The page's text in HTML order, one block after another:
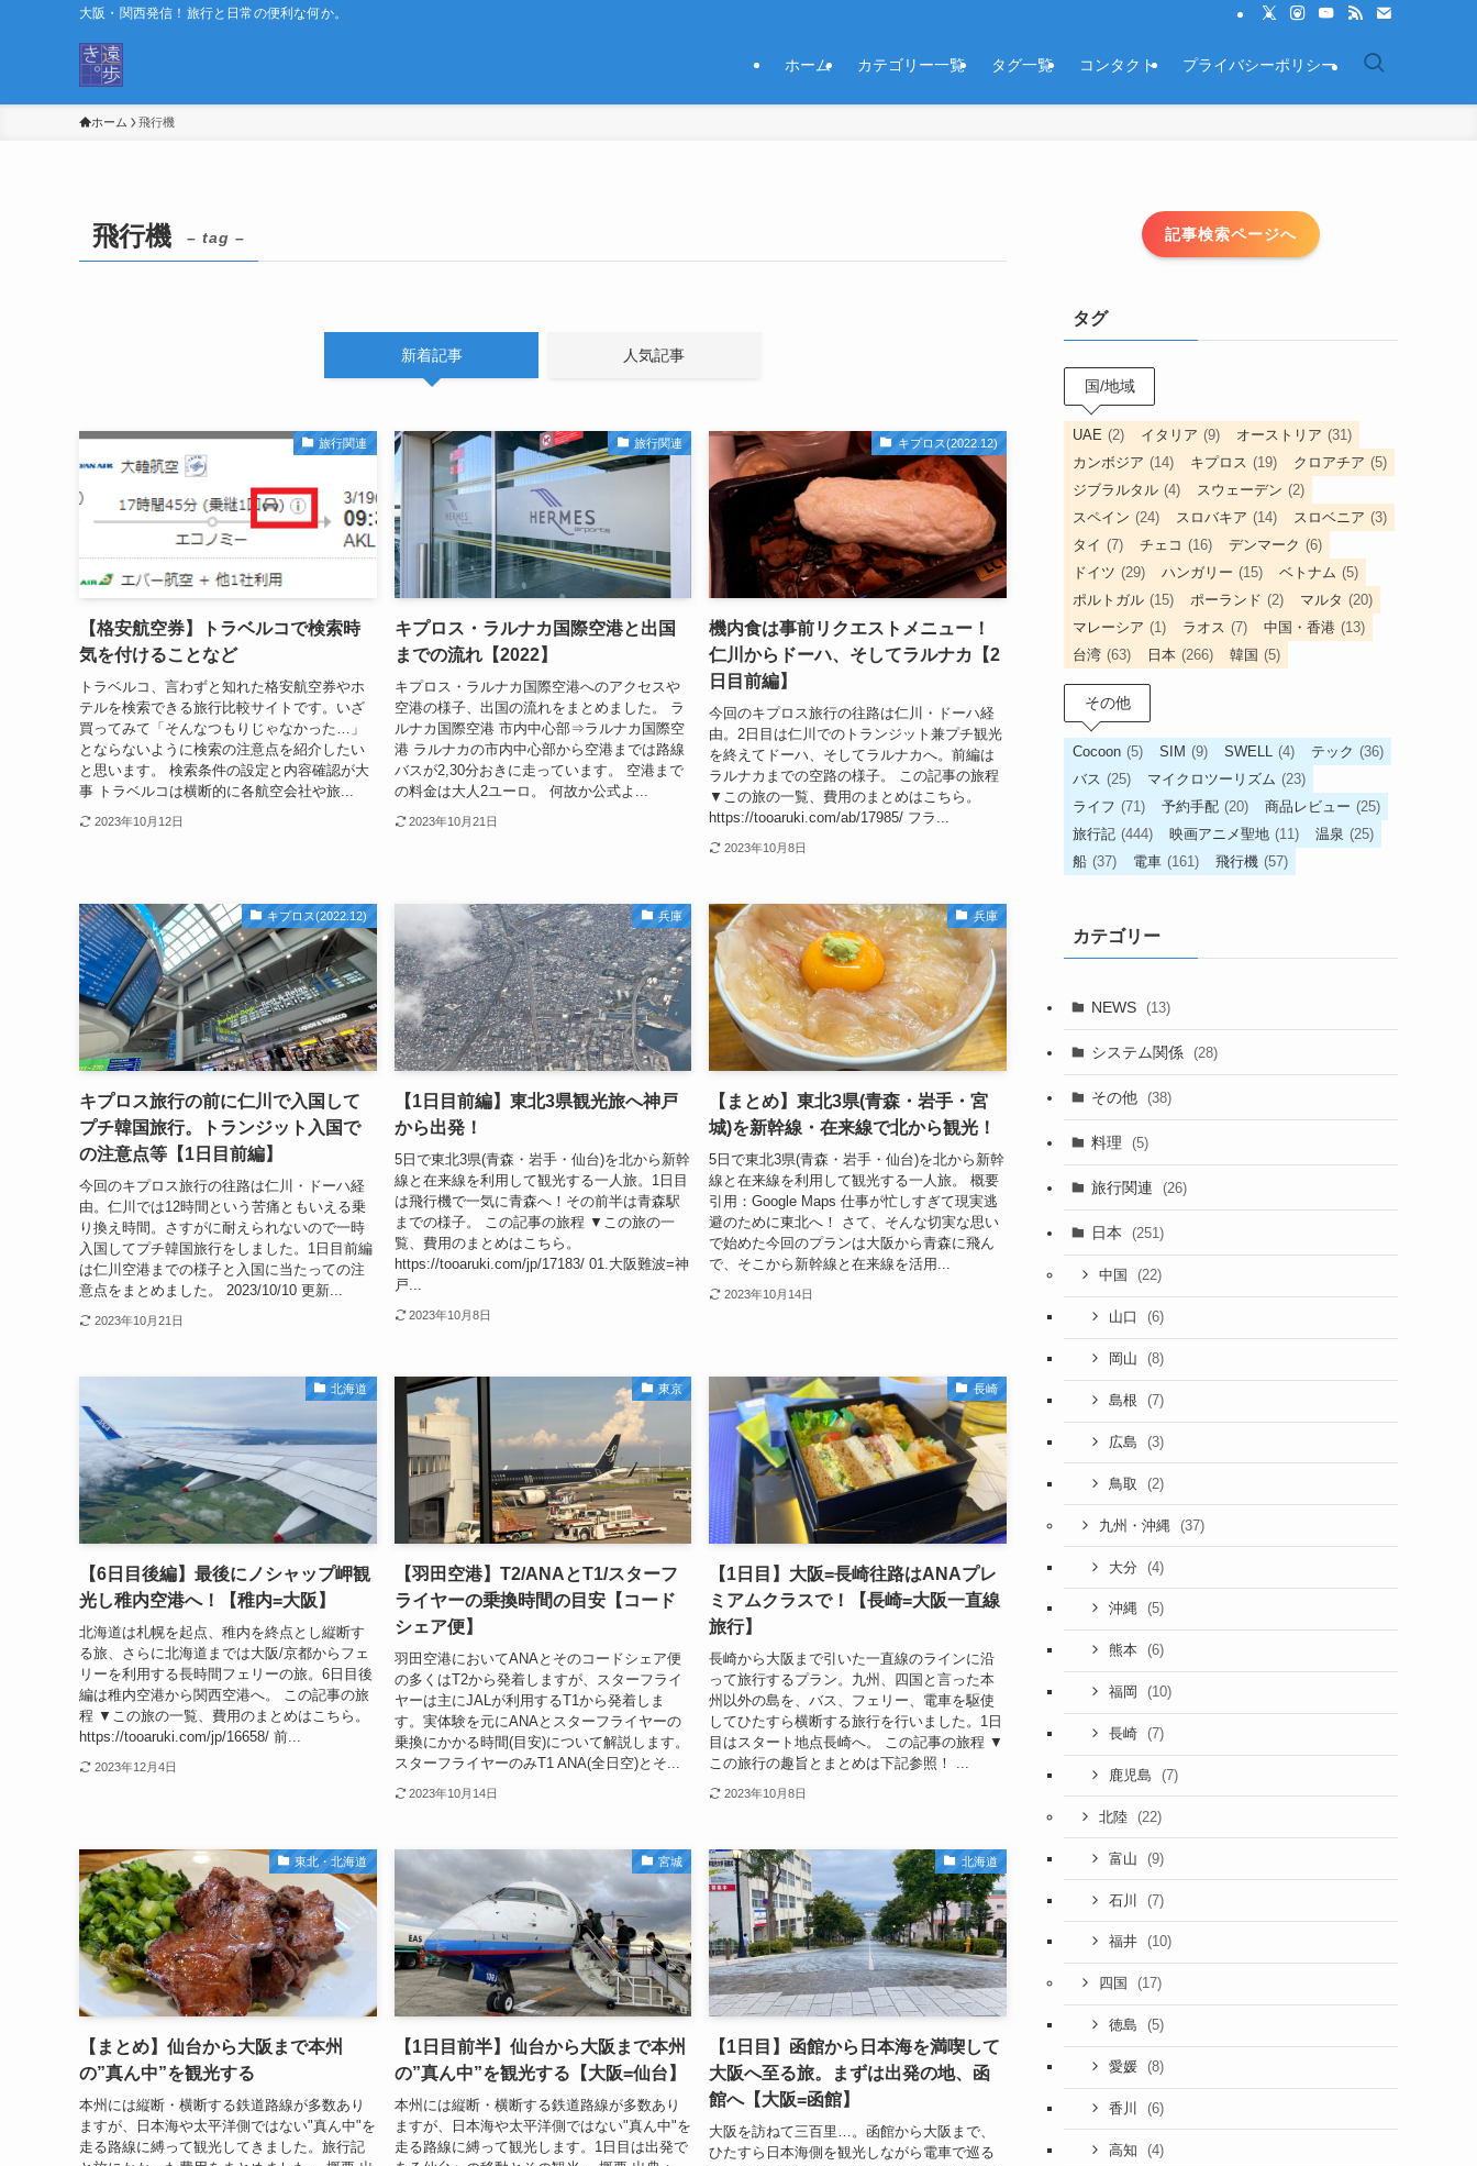
大阪・関西発信！旅行と日常の便利な何か。
ホーム カテゴリー一覧 タグ一覧 コンタクト プライバシーポリシー
ホーム 飛行機
飛行機 – tag –
新着記事 人気記事
旅行関連
【格安航空券】トラベルコで検索時
気を付けることなど
トラベルコ、言わずと知れた格安航空券やホ
テルを検索できる旅行比較サイトです。いざ
買ってみて「そんなつもりじゃなかった…」
とならないように検索の注意点を紹介したい
と思います。 検索条件の設定と内容確認が大
事 トラベルコは横断的に各航空会社や旅...
2023年10月12日
旅行関連
キプロス・ラルナカ国際空港と出国
までの流れ【2022】
キプロス・ラルナカ国際空港へのアクセスや
空港の様子、出国の流れをまとめました。 ラ
ルナカ国際空港 市内中心部⇒ラルナカ国際空
港 ラルナカの市内中心部から空港までは路線
バスが2,30分おきに走っています。 空港まで
の料金は大人2ユーロ。 何故か公式よ...
2023年10月21日
キプロス(2022.12)
機内食は事前リクエストメニュー！
仁川からドーハ、そしてラルナカ【2
日目前編】
今回のキプロス旅行の往路は仁川・ドーハ経
由。2日目は仁川でのトランジット兼プチ観光
を終えてドーハ、そしてラルナカへ。前編は
ラルナカまでの空路の様子。 この記事の旅程
▼この旅の一覧、費用のまとめはこちら。
https://tooaruki.com/ab/17985/ フラ...
2023年10月8日
キプロス(2022.12)
キプロス旅行の前に仁川で入国して
プチ韓国旅行。トランジット入国で
の注意点等【1日目前編】
今回のキプロス旅行の往路は仁川・ドーハ経
由。仁川では12時間という苦痛ともいえる乗
り換え時間。さすがに耐えられないので一時
入国してプチ韓国旅行をしました。1日目前編
は仁川空港までの様子と入国に当たっての注
意点をまとめました。 2023/10/10 更新...
2023年10月21日
兵庫
【1日目前編】東北3県観光旅へ神戸
から出発！
5日で東北3県(青森・岩手・仙台)を北から新幹
線と在来線を利用して観光する一人旅。1日目
は飛行機で一気に青森へ！その前半は青森駅
までの様子。 この記事の旅程 ▼この旅の一
覧、費用のまとめはこちら。
https://tooaruki.com/jp/17183/ 01.大阪難波=神
戸...
2023年10月8日
兵庫
【まとめ】東北3県(青森・岩手・宮
城)を新幹線・在来線で北から観光！
5日で東北3県(青森・岩手・仙台)を北から新幹
線と在来線を利用して観光する一人旅。 概要
引用：Google Maps 仕事が忙しすぎて現実逃
避のために東北へ！ さて、そんな切実な思い
で始めた今回のプランは大阪から青森に飛ん
で、そこから新幹線と在来線を活用...
2023年10月14日
北海道
【6日目後編】最後にノシャップ岬観
光し稚内空港へ！【稚内=大阪】
北海道は札幌を起点、稚内を終点とし縦断す
る旅、さらに北海道までは大阪/京都からフェ
リーを利用する長時間フェリーの旅。6日目後
編は稚内空港から関西空港へ。 この記事の旅
程 ▼この旅の一覧、費用のまとめはこちら。
https://tooaruki.com/jp/16658/ 前...
2023年12月4日
東京
【羽田空港】T2/ANAとT1/スターフ
ライヤーの乗換時間の目安【コード
シェア便】
羽田空港においてANAとそのコードシェア便
の多くはT2から発着しますが、スターフライ
ヤーは主にJALが利用するT1から発着しま
す。実体験を元にANAとスターフライヤーの
乗換にかかる時間(目安)について解説します。
スターフライヤーのみT1 ANA(全日空)とそ...
2023年10月14日
長崎
【1日目】大阪=長崎往路はANAプレ
ミアムクラスで！【長崎=大阪一直線
旅行】
長崎から大阪まで引いた一直線のラインに沿
って旅行するプラン。九州、四国と言った本
州以外の島を、バス、フェリー、電車を駆使
してひたすら横断する旅行を行いました。1日
目はスタート地点長崎へ。 この記事の旅程 ▼
この旅行の趣旨とまとめは下記参照！ ...
2023年10月8日
東北・北海道
【まとめ】仙台から大阪まで本州
の”真ん中”を観光する
本州には縦断・横断する鉄道路線が多数あり
ますが、日本海や太平洋側ではない"真ん中"を
走る路線に縛って観光してきました。旅行記
宮城
【1日目前半】仙台から大阪まで本州
の”真ん中”を観光する【大阪=仙台】
本州には縦断・横断する鉄道路線が多数あり
ますが、日本海や太平洋側ではない"真ん中"を
走る路線に縛って観光します。1日目は出発で
北海道
【1日目】函館から日本海を満喫して
大阪へ至る旅。まずは出発の地、函
館へ【大阪=函館】
大阪を訪ねて三百里…。函館から大阪まで、
ひたすら日本海側を観光しながら電車で巡る
記事検索ページへ
タグ
国/地域
UAE (2) イタリア (9) オーストリア (31)
カンボジア (14) キプロス (19) クロアチア (5)
ジブラルタル (4) スウェーデン (2)
スペイン (24) スロバキア (14) スロベニア (3)
タイ (7) チェコ (16) デンマーク (6)
ドイツ (29) ハンガリー (15) ベトナム (5)
ポルトガル (15) ポーランド (2) マルタ (20)
マレーシア (1) ラオス (7) 中国・香港 (13)
台湾 (63) 日本 (266) 韓国 (5)
その他
Cocoon (5) SIM (9) SWELL (4) テック (36)
バス (25) マイクロツーリズム (23)
ライフ (71) 予約手配 (20) 商品レビュー (25)
旅行記 (444) 映画アニメ聖地 (11) 温泉 (25)
船 (37) 電車 (161) 飛行機 (57)
カテゴリー
NEWS (13)
システム関係 (28)
その他 (38)
料理 (5)
旅行関連 (26)
日本 (251)
中国 (22)
山口 (6)
岡山 (8)
島根 (7)
広島 (3)
鳥取 (2)
九州・沖縄 (37)
大分 (4)
沖縄 (5)
熊本 (6)
福岡 (10)
長崎 (7)
鹿児島 (7)
北陸 (22)
富山 (9)
石川 (7)
福井 (10)
四国 (17)
徳島 (5)
愛媛 (8)
香川 (6)
高知 (4)